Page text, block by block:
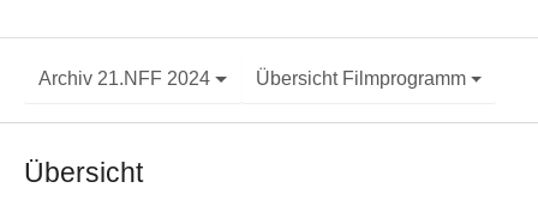
Archiv 21.NFF 2024 Übersicht Filmprogramm
Übersicht